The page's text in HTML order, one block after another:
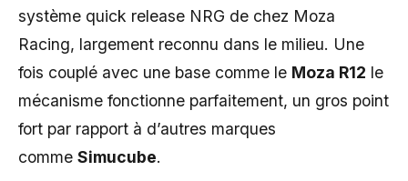
système quick release NRG de chez Moza
Racing, largement reconnu dans le milieu. Une
fois couplé avec une base comme le Moza R12 le
mécanisme fonctionne parfaitement, un gros point
fort par rapport à d’autres marques
comme Simucube.